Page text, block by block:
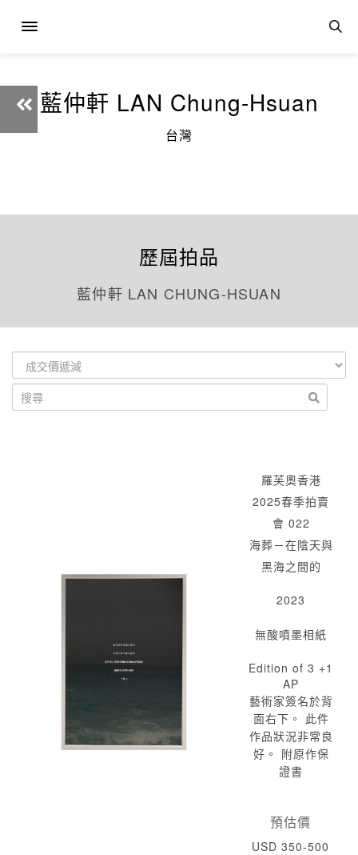
藍仲軒 LAN Chung-Hsuan
台灣
歷屆拍品
藍仲軒 LAN CHUNG-HSUAN
羅芙奧香港
2025春季拍賣
會 022
海葬－在陰天與
黑海之間的
2023
無酸噴墨相紙
Edition of 3 +1
AP
藝術家簽名於背
面右下。 此件
作品狀況非常良
好。 附原作保
證書
預估價
USD 350-500